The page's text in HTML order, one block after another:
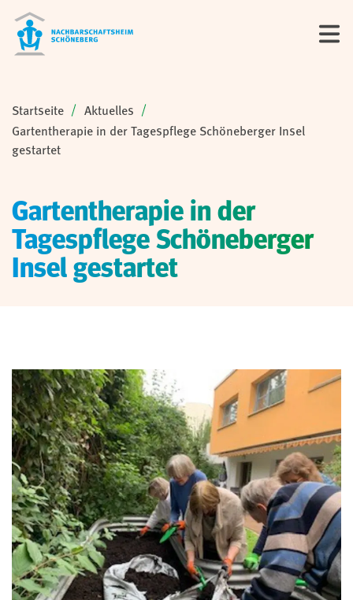
Sie sind hier:
Startseite
Aktuelles
Gartentherapie in der Tagespflege Schöneberger Insel
gestartet
Gartentherapie in der
Tagespflege Schöneberger
Insel gestartet